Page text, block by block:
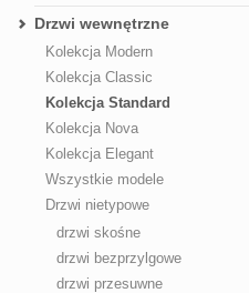
Drzwi wewnętrzne
Kolekcja Modern
Kolekcja Classic
Kolekcja Standard
Kolekcja Nova
Kolekcja Elegant
Wszystkie modele
Drzwi nietypowe
drzwi skośne
drzwi bezprzylgowe
drzwi przesuwne